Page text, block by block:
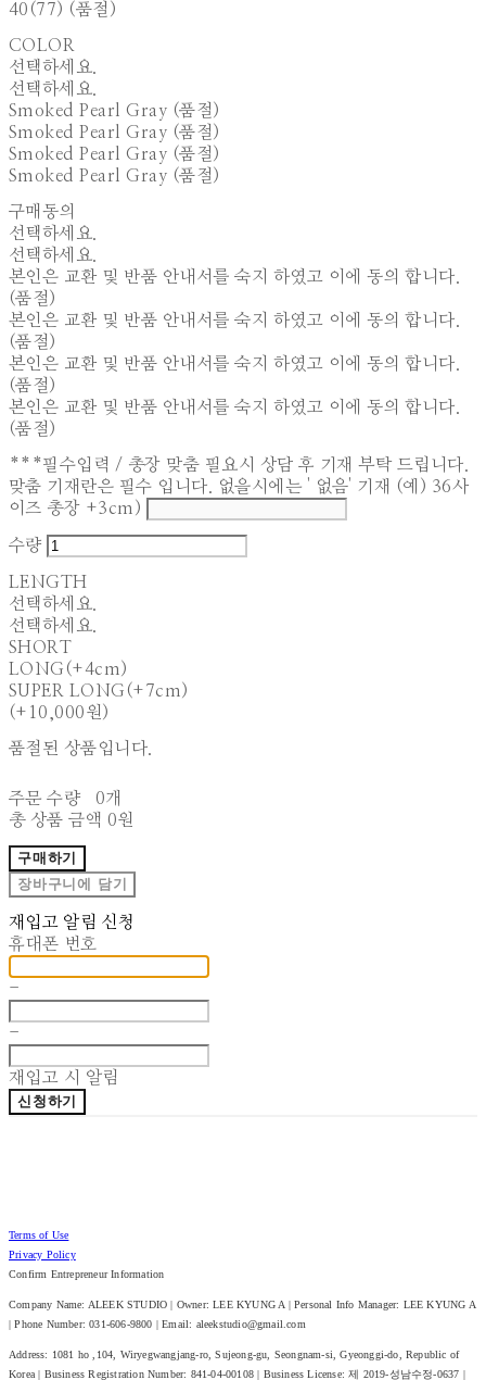
40(77) (품절)
COLOR
선택하세요.
선택하세요.
Smoked Pearl Gray (품절)
Smoked Pearl Gray (품절)
Smoked Pearl Gray (품절)
Smoked Pearl Gray (품절)
구매동의
선택하세요.
선택하세요.
본인은 교환 및 반품 안내서를 숙지 하였고 이에 동의 합니다.
(품절)
본인은 교환 및 반품 안내서를 숙지 하였고 이에 동의 합니다.
(품절)
본인은 교환 및 반품 안내서를 숙지 하였고 이에 동의 합니다.
(품절)
본인은 교환 및 반품 안내서를 숙지 하였고 이에 동의 합니다.
(품절)
***필수입력 / 총장 맞춤 필요시 상담 후 기재 부탁 드립니다.
맞춤 기재란은 필수 입니다. 없을시에는 ' 없음' 기재 (예) 36사
이즈 총장 +3cm)
수량
LENGTH
선택하세요.
선택하세요.
SHORT
LONG(+4cm)
SUPER LONG(+7cm)
(+10,000원)
품절된 상품입니다.
주문 수량
0개
총 상품 금액 0원
구매하기
장바구니에 담기
재입고 알림 신청
휴대폰 번호
-
-
재입고 시 알림
신청하기
Terms of Use
Privacy Policy
Confirm Entrepreneur Information
Company Name: ALEEK STUDIO | Owner: LEE KYUNG A | Personal Info Manager: LEE KYUNG A
| Phone Number: 031-606-9800 | Email: aleekstudio@gmail.com
Address: 1081 ho ,104, Wiryegwangjang-ro, Sujeong-gu, Seongnam-si, Gyeonggi-do, Republic of
Korea | Business Registration Number: 841-04-00108 | Business License:제 2019-성남수정-0637